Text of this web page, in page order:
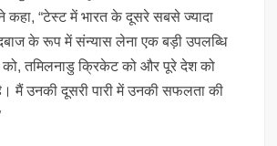
कहा, “टेस्ट में भारत के दूसरे सबसे ज्यादा
के रूप में संन्यास लेना एक बड़ी उपलब्धि
तमिलनाडु क्रिकेट को और पूरे देश को
है। मैं उनकी दूसरी पारी में उनकी सफलता की